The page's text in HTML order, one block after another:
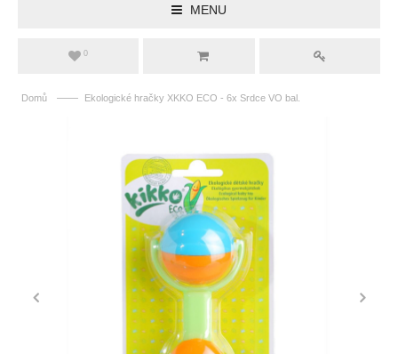
MENU
0
Domů —— Ekologické hračky XKKO ECO - 6x Srdce VO bal.